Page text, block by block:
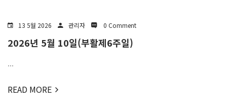
13 5월 2026 관리자 0 Comment
2026년 5월 10일(부활제6주일)
...
READ MORE